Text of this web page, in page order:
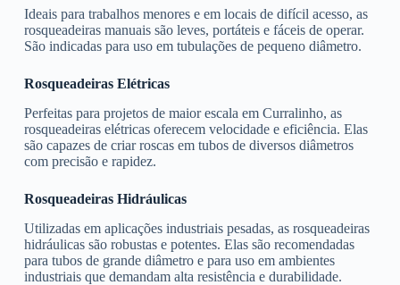
Ideais para trabalhos menores e em locais de difícil acesso, as
rosqueadeiras manuais são leves, portáteis e fáceis de operar.
São indicadas para uso em tubulações de pequeno diâmetro.
Rosqueadeiras Elétricas
Perfeitas para projetos de maior escala em Curralinho, as
rosqueadeiras elétricas oferecem velocidade e eficiência. Elas
são capazes de criar roscas em tubos de diversos diâmetros
com precisão e rapidez.
Rosqueadeiras Hidráulicas
Utilizadas em aplicações industriais pesadas, as rosqueadeiras
hidráulicas são robustas e potentes. Elas são recomendadas
para tubos de grande diâmetro e para uso em ambientes
industriais que demandam alta resistência e durabilidade.